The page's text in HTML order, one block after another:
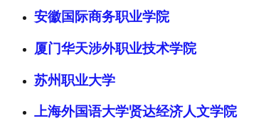
安徽国际商务职业学院
厦门华天涉外职业技术学院
苏州职业大学
上海外国语大学贤达经济人文学院